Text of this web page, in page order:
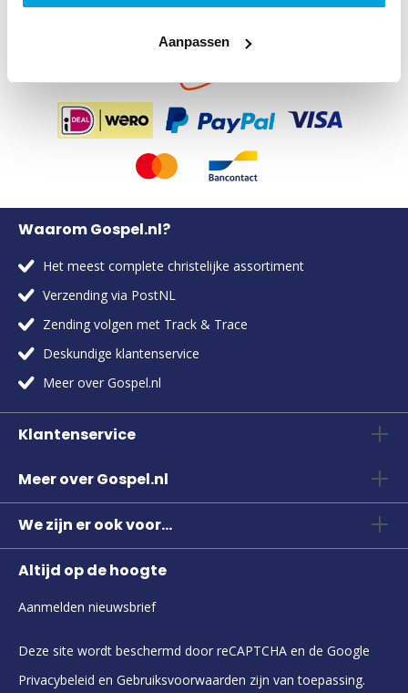
Aanpassen
Waarom Gospel.nl?
Het meest complete christelijke assortiment
Verzending via PostNL
Zending volgen met Track & Trace
Deskundige klantenservice
Meer over Gospel.nl
Klantenservice
Meer over Gospel.nl
We zijn er ook voor...
Altijd op de hoogte
Aanmelden nieuwsbrief
Deze site wordt beschermd door reCAPTCHA en de Google
Privacybeleid en Gebruiksvoorwaarden zijn van toepassing.